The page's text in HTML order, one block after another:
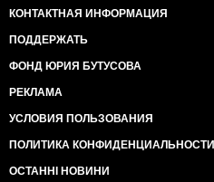
КОНТАКТНАЯ ИНФОРМАЦИЯ
ПОДДЕРЖАТЬ
ФОНД ЮРИЯ БУТУСОВА
РЕКЛАМА
УСЛОВИЯ ПОЛЬЗОВАНИЯ
ПОЛИТИКА КОНФИДЕНЦИАЛЬНОСТИ
ОСТАННІ НОВИНИ